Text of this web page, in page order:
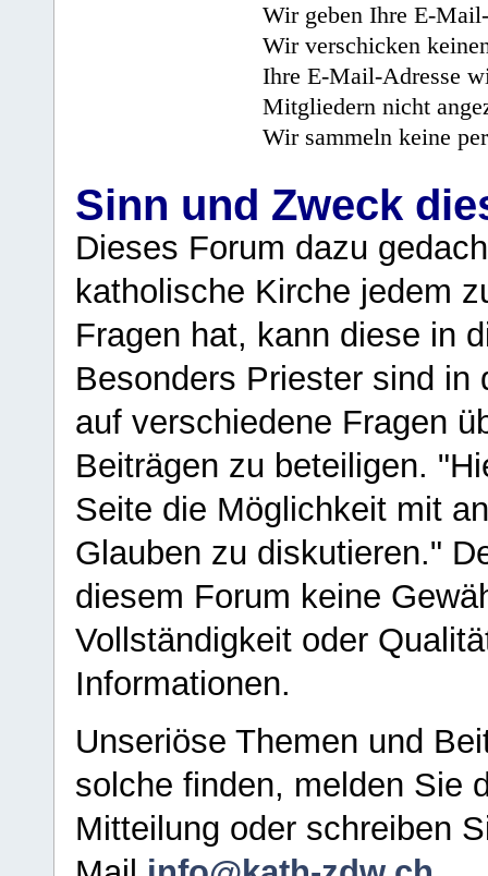
Wir geben Ihre E-
Wir verschicken
Ihre E-Mail-Adresse
Mitgliedern nicht
Wir sammeln keine
Sinn und Zweck
Dieses Forum dazu
katholische Kirche jedem
Fragen hat, kann diese in
Besonders Priester sind in
auf verschiedene Fragen
Beiträgen zu beteiligen.
Seite die Möglichkeit mit
Glauben zu diskutieren."
diesem Forum keine
Vollständigkeit oder
Informationen.
Unseriöse Themen und
solche finden, melden Sie
Mitteilung oder schreiben